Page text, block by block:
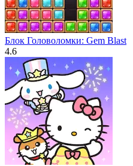
Блок Головоломки: Gem Blast
4.6